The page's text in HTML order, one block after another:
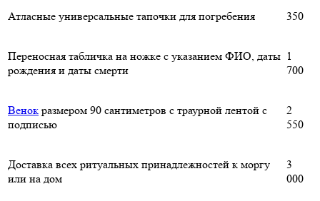
Атласные универсальные тапочки для погребения 350
Переносная табличка на ножке с указанием ФИО, даты
рождения и даты смерти
1
700
Венок размером 90 сантиметров с траурной лентой с
подписью
2
550
Доставка всех ритуальных принадлежностей к моргу
или на дом
3
000